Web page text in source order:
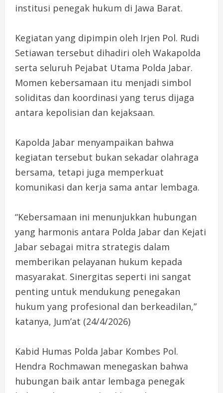
institusi penegak hukum di Jawa Barat.
‎Kegiatan yang dipimpin oleh Irjen Pol. Rudi
Setiawan tersebut dihadiri oleh Wakapolda
serta seluruh Pejabat Utama Polda Jabar.
Momen kebersamaan itu menjadi simbol
soliditas dan koordinasi yang terus dijaga
antara kepolisian dan kejaksaan.
‎Kapolda Jabar menyampaikan bahwa
kegiatan tersebut bukan sekadar olahraga
bersama, tetapi juga memperkuat
komunikasi dan kerja sama antar lembaga.
“Kebersamaan ini menunjukkan hubungan
yang harmonis antara Polda Jabar dan Kejati
Jabar sebagai mitra strategis dalam
memberikan pelayanan hukum kepada
masyarakat. Sinergitas seperti ini sangat
penting untuk mendukung penegakan
hukum yang profesional dan berkeadilan,”
katanya, Jum’at (24/4/2026)
‎Kabid Humas Polda Jabar Kombes Pol.
Hendra Rochmawan menegaskan bahwa
hubungan baik antar lembaga penegak